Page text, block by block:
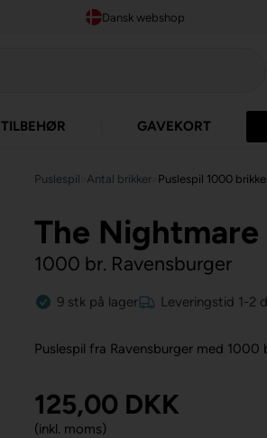
Dansk webshop
TILBEHØR GAVEKORT
Puslespil Antal brikker Puslespil 1000
The
1000 br. Ravensburger
9 stk på lager Leveringstid 1-2
Puslespil fra Ravensburger med 1000
125,00 DKK
(inkl. moms)